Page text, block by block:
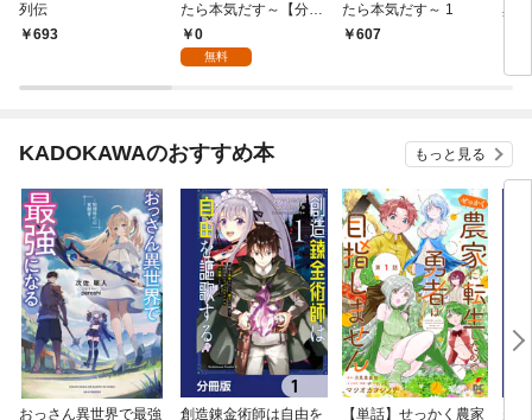
列伝
693
たら本気だす～【分冊
版】 1
0
無料
たら本気だす～ 1
607
異
KADOKAWAのおすすめ本 もっと見る
おっさん異世界で最強 創造錬金術師は自由を 【単話】せっかく農家